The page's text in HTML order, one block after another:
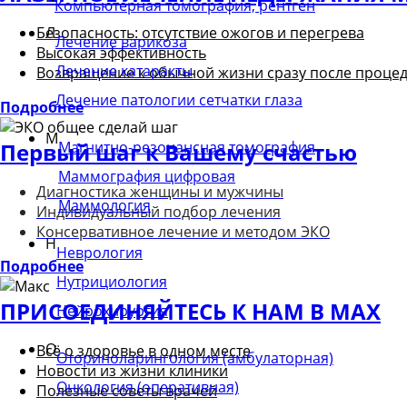
Безопасность: отсутствие ожогов и перегрева
Высокая эффективность
Возвращение к обычной жизни сразу после
Подробнее
Первый шаг к Вашему счастью
Диагностика женщины и мужчины
Индивидуальный подбор лечения
Консервативное лечение и методом ЭКО
Подробнее
ПРИСОЕДИНЯЙТЕСЬ К НАМ В MAX
Всё о здоровье в одном месте
Новости из жизни клиники
Полезные советы врачей
Компьютерная томография, рентген
ЛЛечение варикоза
Лечение катаракты
Лечение патологии сетчатки глаза
ММагнитно-резонансная томография
Маммография цифровая
Маммология
ННеврология
Нутрициология
Нейрохирургия
ООториноларингология (амбулаторная)
Онкология (оперативная)